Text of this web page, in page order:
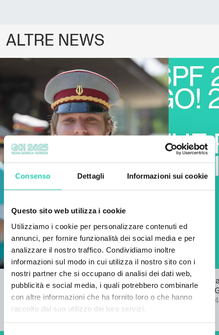
Consenso Dettagli Informazioni sui cookie
Questo sito web utilizza i cookie
Utilizziamo i cookie per personalizzare contenuti ed
annunci, per fornire funzionalità dei social media e per
analizzare il nostro traffico. Condividiamo inoltre
informazioni sul modo in cui utilizza il nostro sito con i
nostri partner che si occupano di analisi dei dati web,
pubblicità e social media, i quali potrebbero combinarle
con altre informazioni che ha fornito loro o che hanno
raccolto dal suo utilizzo dei loro servizi.
ALTRE NEWS
Bando per l'inno di GO! 2025
22/03/2024
Pubblicata
bando SPF
04/09/2024